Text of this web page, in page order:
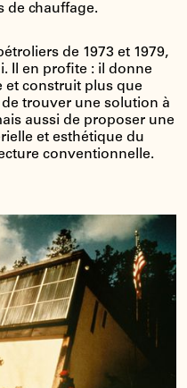
de chauffage.
de 1973 et 1979,
Il en profite : il donne
et construit plus que
trouver une solution à
aussi de proposer une
et esthétique du
conventionnelle.